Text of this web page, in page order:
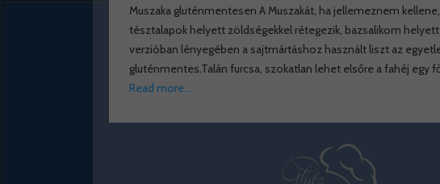
Muszaka gluténmentesen A Muszakát, ha jellemeznem
tésztalapok helyett zöldségekkel rétegezik, bazsalikom
verzióban lényegében a sajtmártáshoz használt liszt az
gluténmentes.Talán furcsa, szokatlan lehet elsőre a fahéj
Read more…